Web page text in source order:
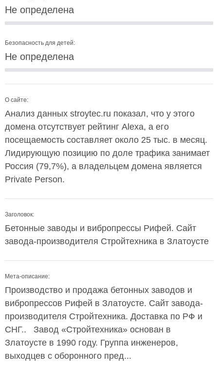
Не определена
Безопасность для детей:
Не определена
О сайте:
Анализ данных stroytec.ru показал, что у этого
домена отсутствует рейтинг Alexa, а его
посещаемость составляет около 25 тыс. в месяц.
Лидирующую позицию по доле трафика занимает
Россия (79,7%), а владельцем домена является
Private Person.
Заголовок:
Бетонные заводы и вибропрессы Рифей. Сайт
завода-производителя Стройтехника в Златоусте
Мета-описание:
Производство и продажа бетонных заводов и
вибропрессов Рифей в Златоусте. Сайт завода-
производителя Стройтехника. Доставка по РФ и
СНГ.. Завод «Стройтехника» основан в
Златоусте в 1990 году. Группа инженеров,
выходцев с оборонного пред...